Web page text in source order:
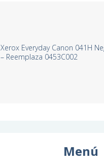
Xerox Everyday Canon 041H
– Reemplaza 0453C002
Menú